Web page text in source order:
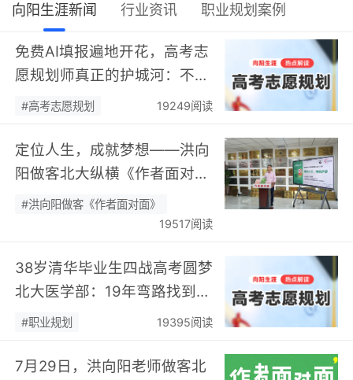
向阳生涯新闻 行业资讯 职业规划案例
免费AI填报遍地开花，高考志
愿规划师真正的护城河：不靠
数据，靠“人”…
#高考志愿规划 19249阅读
定位人生，成就梦想——洪向
阳做客北大纵横《作者面对
面》开展职业规划专题分享…
#洪向阳做客《作者面对面》
19517阅读
38岁清华毕业生四战高考圆梦
北大医学部：19年弯路找到终
身热爱，可幸又可惜！…
#职业规划 19395阅读
7月29日，洪向阳老师做客北